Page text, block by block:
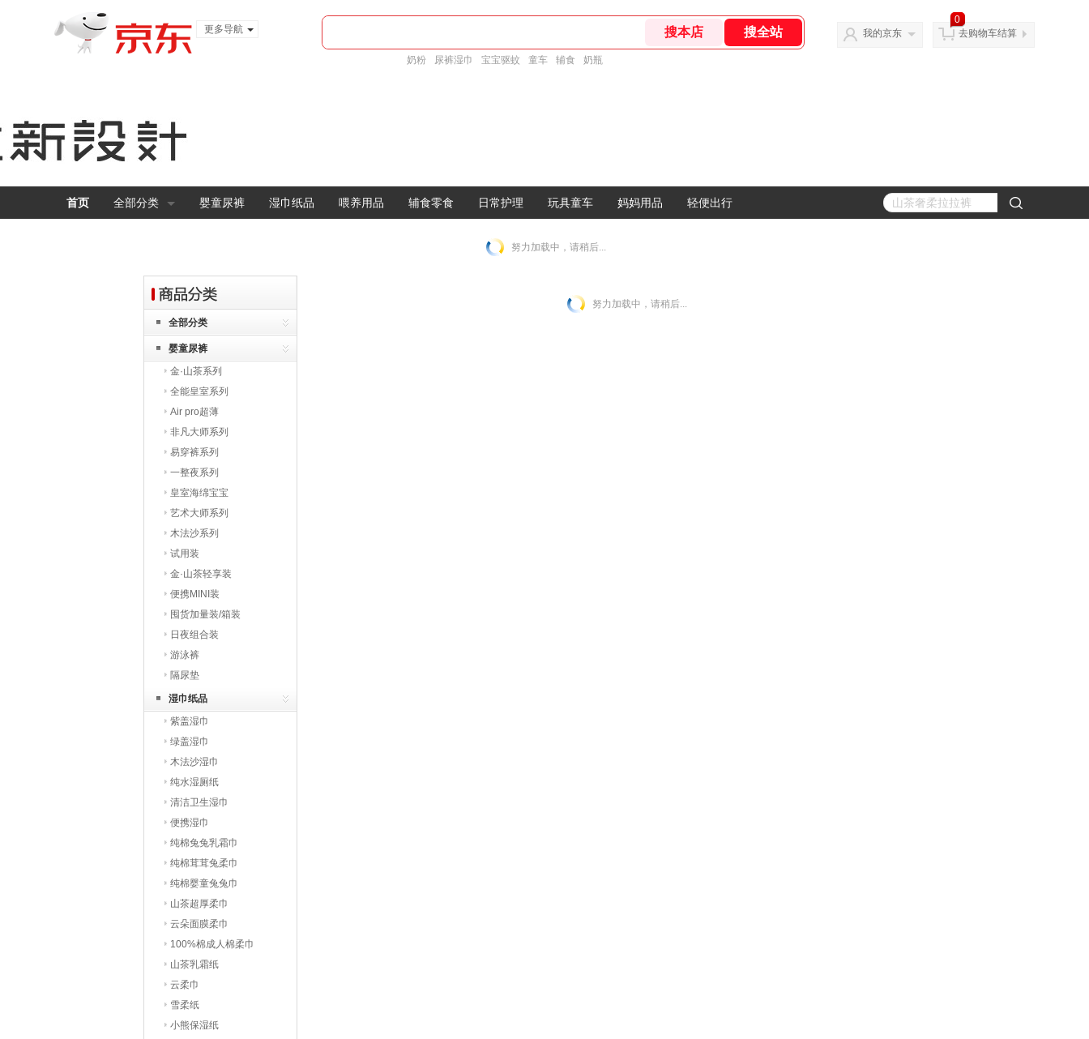
更多导航
奶粉 尿裤湿巾 宝宝驱蚊 童车 辅食 奶瓶
我的京东
0
去购物车结算
首页 全部分类 婴童尿裤 湿巾纸品 喂养用品 辅食零食 日常护理 玩具童车 妈妈用品 轻便出行
努力加载中，请稍后...
全部分类
婴童尿裤
金·山茶系列
全能皇室系列
Air pro超薄
非凡大师系列
易穿裤系列
一整夜系列
皇室海绵宝宝
艺术大师系列
木法沙系列
试用装
金·山茶轻享装
便携MINI装
囤货加量装/箱装
日夜组合装
游泳裤
隔尿垫
湿巾纸品
紫盖湿巾
绿盖湿巾
木法沙湿巾
纯水湿厕纸
清洁卫生湿巾
便携湿巾
纯棉兔兔乳霜巾
纯棉茸茸兔柔巾
纯棉婴童兔兔巾
山茶超厚柔巾
云朵面膜柔巾
100%棉成人棉柔巾
山茶乳霜纸
云柔巾
雪柔纸
小熊保湿纸
努力加载中，请稍后...